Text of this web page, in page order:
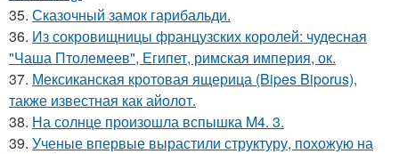
35. Сказочный замок гарибальди.
36. Из сокровищницы французских королей: чудесная
"Чаша Птолемеев", Египет, римская империя, ок.
37. Мексиканская кротовая ящерица (Bipes Biporus),
также известная как айолот.
38. На солнце произошла вспышка M4. 3.
39. Ученые впервые вырастили структуру, похожую на